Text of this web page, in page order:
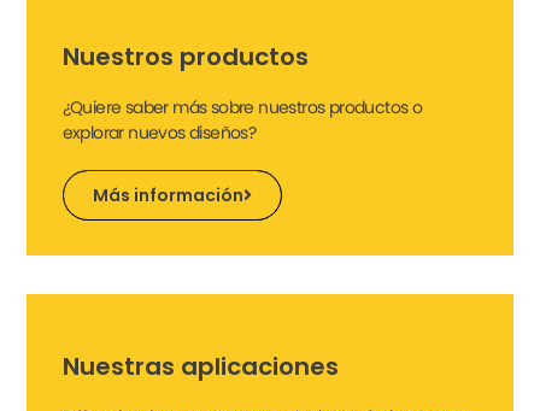
explorar nuevos diseños?
Más información
Nuestras aplicaciones